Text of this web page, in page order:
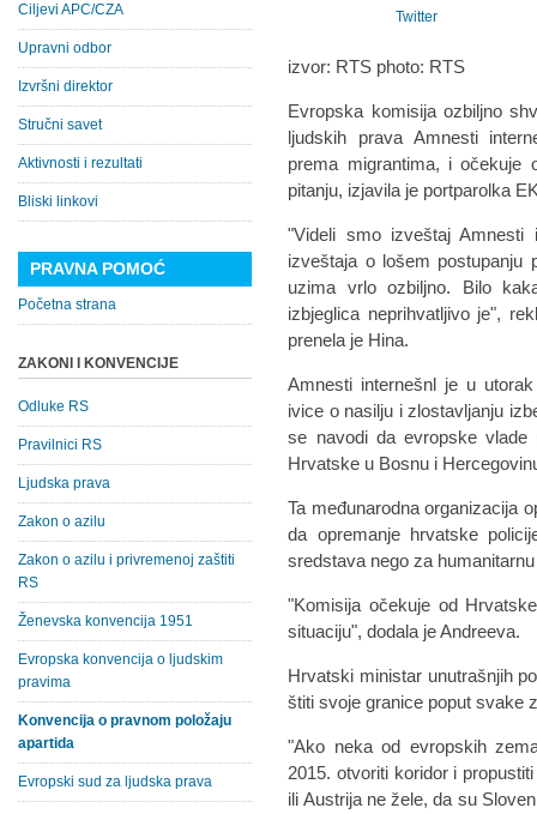
Twitter
izvor: RTS photo: RTS
Evropska komisija ozbiljno
ljudskih prava Amnesti
prema migrantima, i očekuje
pitanju, izjavila je portparolka
"Videli smo izveštaj Amnesti
izveštaja o lošem postupanju
uzima vrlo ozbiljno. Bilo
izbjeglica neprihvatljivo je",
prenela je Hina.
Amnesti internešnl je u
ivice o nasilju i zlostavljanju
se navodi da evropske vlade
Hrvatske u Bosnu i
Ta međunarodna organizacija
da opremanje hrvatske
sredstava nego za
"Komisija očekuje od
situaciju", dodala je Andreeva.
Hrvatski ministar unutrašnjih
štiti svoje granice poput svake
"Ako neka od evropskih
2015. otvoriti koridor i
ili Austrija ne žele, da su
Ciljevi APC/CZA
Upravni odbor
Izvršni direktor
Stručni savet
Aktivnosti i rezultati
Bliski linkovi
PRAVNA POMOĆ
Početna strana
ZAKONI I KONVENCIJE
Odluke RS
Pravilnici RS
Ljudska prava
Zakon o azilu
Zakon o azilu i privremenoj zaštiti
RS
Ženevska konvencija 1951
Evropska konvencija o ljudskim
pravima
Konvencija o pravnom položaju
apartida
Evropski sud za ljudska prava